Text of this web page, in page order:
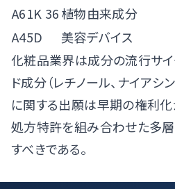
A61K 36植物由来成分
A45D
美容デバイス
化粧品業界は成分の流行サイ
ド成分（レチノール、ナイアシ
に関する出願は早期の権利
処方特許を組み合わせた多
すべきである。